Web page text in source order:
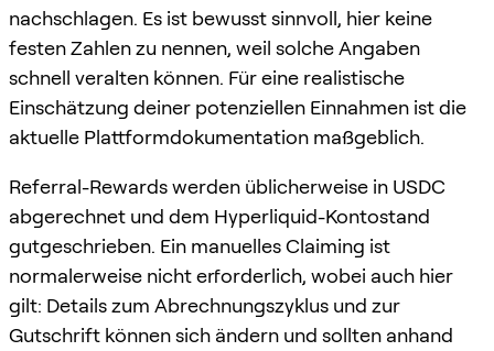
nachschlagen. Es ist bewusst sinnvoll, hier keine
festen Zahlen zu nennen, weil solche Angaben
schnell veralten können. Für eine realistische
Einschätzung deiner potenziellen Einnahmen ist die
aktuelle Plattformdokumentation maßgeblich.
Referral-Rewards werden üblicherweise in USDC
abgerechnet und dem Hyperliquid-Kontostand
gutgeschrieben. Ein manuelles Claiming ist
normalerweise nicht erforderlich, wobei auch hier
gilt: Details zum Abrechnungszyklus und zur
Gutschrift können sich ändern und sollten anhand